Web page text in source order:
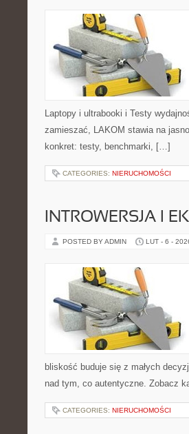
Laptopy i ultrabooki i Testy
zamieszać, LAKOM stawia na
konkret: testy, benchmarki, […]
CATEGORIES: NIERUCHOMOŚCI
INTROWERSJA I
POSTED BY ADMIN LUT - 6 -
bliskość buduje się z małych
nad tym, co autentyczne. Zobacz
CATEGORIES: NIERUCHOMOŚCI